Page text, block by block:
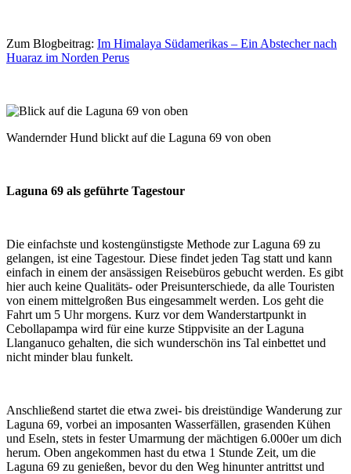
Zum Blogbeitrag: Im Himalaya Südamerikas – Ein Abstecher nach
Huaraz im Norden Perus
Wandernder Hund blickt auf die Laguna 69 von oben
Laguna 69 als geführte Tagestour
Die einfachste und kostengünstigste Methode zur Laguna 69 zu
gelangen, ist eine Tagestour. Diese findet jeden Tag statt und kann
einfach in einem der ansässigen Reisebüros gebucht werden. Es gibt
hier auch keine Qualitäts- oder Preisunterschiede, da alle Touristen
von einem mittelgroßen Bus eingesammelt werden. Los geht die
Fahrt um 5 Uhr morgens. Kurz vor dem Wanderstartpunkt in
Cebollapampa wird für eine kurze Stippvisite an der Laguna
Llanganuco gehalten, die sich wunderschön ins Tal einbettet und
nicht minder blau funkelt.
Anschließend startet die etwa zwei- bis dreistündige Wanderung zur
Laguna 69, vorbei an imposanten Wasserfällen, grasenden Kühen
und Eseln, stets in fester Umarmung der mächtigen 6.000er um dich
herum. Oben angekommen hast du etwa 1 Stunde Zeit, um die
Laguna 69 zu genießen, bevor du den Weg hinunter antrittst und